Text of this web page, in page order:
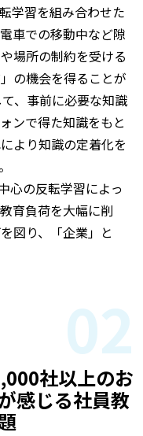
学習を組み合わせた
車での移動中など隙
場所の制約を受ける
の機会を得ることが
、事前に必要な知識
ンで得た知識をもと
より知識の定着化を
心の反転学習によっ
育負荷を大幅に削
図り、「企業」と
02
社以上のお
感じる社員教